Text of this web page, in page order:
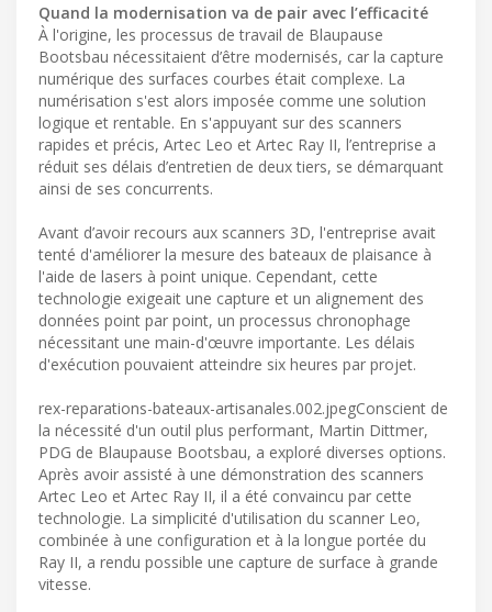
Quand la modernisation va de pair avec l’efficacité
À l'origine, les processus de travail de Blaupause
Bootsbau nécessitaient d’être modernisés, car la capture
numérique des surfaces courbes était complexe. La
numérisation s'est alors imposée comme une solution
logique et rentable. En s'appuyant sur des scanners
rapides et précis, Artec Leo et Artec Ray II, l’entreprise a
réduit ses délais d’entretien de deux tiers, se démarquant
ainsi de ses concurrents.
Avant d’avoir recours aux scanners 3D, l'entreprise avait
tenté d'améliorer la mesure des bateaux de plaisance à
l'aide de lasers à point unique. Cependant, cette
technologie exigeait une capture et un alignement des
données point par point, un processus chronophage
nécessitant une main-d'œuvre importante. Les délais
d'exécution pouvaient atteindre six heures par projet.
rex-reparations-bateaux-artisanales.002.jpegConscient de
la nécessité d'un outil plus performant, Martin Dittmer,
PDG de Blaupause Bootsbau, a exploré diverses options.
Après avoir assisté à une démonstration des scanners
Artec Leo et Artec Ray II, il a été convaincu par cette
technologie. La simplicité d'utilisation du scanner Leo,
combinée à une configuration et à la longue portée du
Ray II, a rendu possible une capture de surface à grande
vitesse.